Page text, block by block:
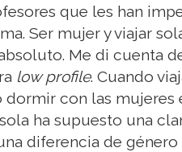
que les han
Ser mujer y viajar
Me di cuenta
low profile. Cuando
con las mujeres
ha supuesto una
diferencia de